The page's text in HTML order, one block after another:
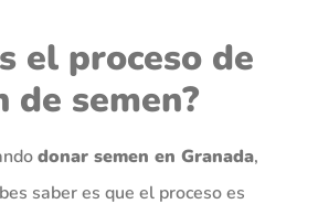
el proceso de
de semen?
donar semen en Granada,
saber es que el proceso es